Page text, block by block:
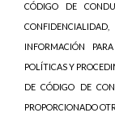
CÓDIGO DE
INFORMACIÓN
POLÍTICAS Y
DE CÓDIGO DE
PROPORCIONADO